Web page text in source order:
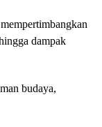
dampak
budaya,